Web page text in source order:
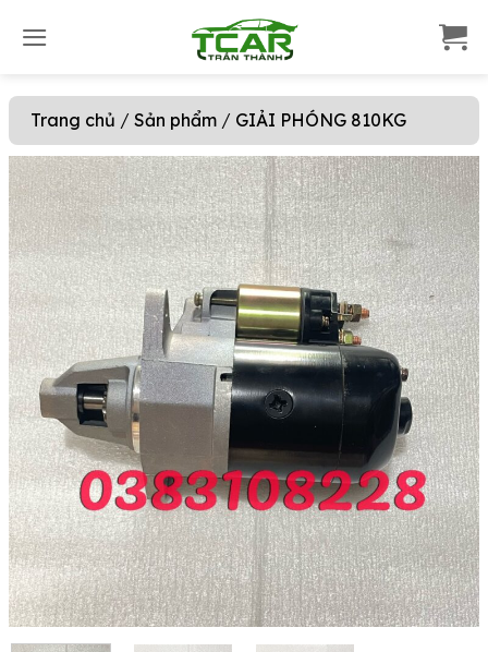
o
Trang chủ / Sản phẩm / GIẢI PHÓNG 810KG